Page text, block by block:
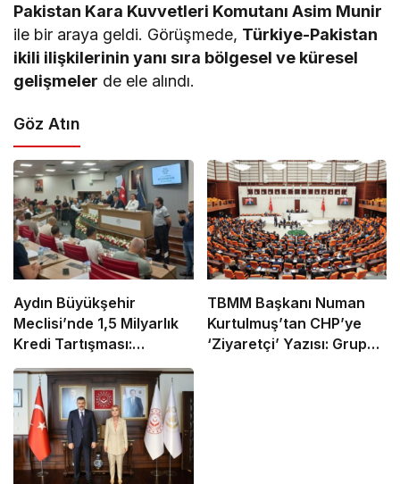
Pakistan Kara Kuvvetleri Komutanı Asim Munir
ile bir araya geldi. Görüşmede, Türkiye-Pakistan
ikili ilişkilerinin yanı sıra bölgesel ve küresel
gelişmeler de ele alındı.
Göz Atın
Aydın Büyükşehir
Meclisi’nde 1,5 Milyarlık
Kredi Tartışması:
“Pavyon” Sözü Gerginlik
Yarattı
TBMM Başkanı Numan
Kurtulmuş’tan CHP’ye
‘Ziyaretçi’ Yazısı: Grup